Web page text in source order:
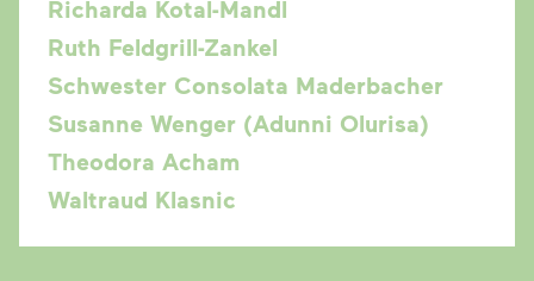
Richarda Kotal-Mandl
Ruth Feldgrill-Zankel
Schwester Consolata Maderbacher
Susanne Wenger (Adunni Olurisa)
Theodora Acham
Waltraud Klasnic